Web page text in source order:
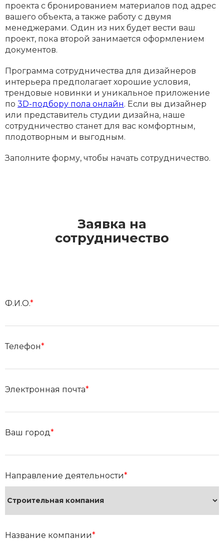
проекта с бронированием материалов под адрес
вашего объекта, а также работу с двумя
менеджерами. Один из них будет вести ваш
проект, пока второй занимается оформлением
документов.
Программа сотрудничества для дизайнеров
интерьера предполагает хорошие условия,
трендовые новинки и уникальное приложение
по 3D-подбору пола онлайн. Если вы дизайнер
или представитель студии дизайна, наше
сотрудничество станет для вас комфортным,
плодотворным и выгодным.
Заполните форму, чтобы начать сотрудничество.
Заявка на
сотрудничество
Ф.И.О.*
Телефон*
Электронная почта*
Ваш город*
Направление деятельности*
Название компании*